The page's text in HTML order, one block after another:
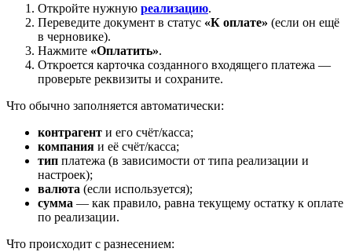
Откройте нужную реализацию.
Переведите документ в статус «К оплате» (если он ещё
в черновике).
Нажмите «Оплатить».
Откроется карточка созданного входящего платежа —
проверьте реквизиты и сохраните.
Что обычно заполняется автоматически:
контрагент и его счёт/касса;
компания и её счёт/касса;
тип платежа (в зависимости от типа реализации и
настроек);
валюта (если используется);
сумма — как правило, равна текущему остатку к оплате
по реализации.
Что происходит с разнесением: